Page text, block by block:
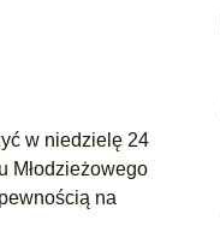
w niedzielę 24
Młodzieżowego
na